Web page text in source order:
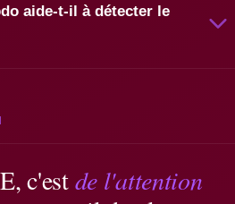
aide-t-il à détecter le
c'estde l'attention